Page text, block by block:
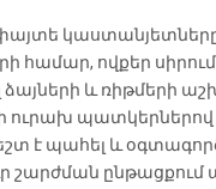
փայտե
համար, ովքեր
և ռիթմերի
ուրախ
է պահել և
շարժման